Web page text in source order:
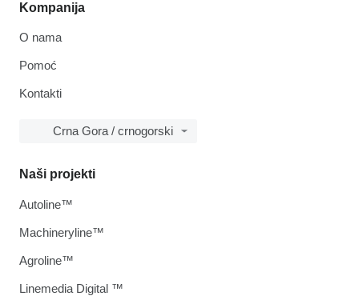
Kompanija
O nama
Pomoć
Kontakti
Crna Gora / crnogorski
Naši projekti
Autoline™
Machineryline™
Agroline™
Linemedia Digital ™